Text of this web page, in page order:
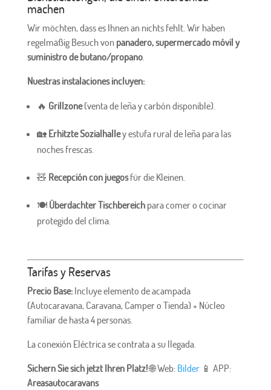
machen
Wir möchten, dass es Ihnen an nichts fehlt. Wir haben
regelmäßig Besuch von panadero, supermercado móvil y
suministro de butano/propano.
Nuestras instalaciones incluyen:
🔥 Grillzone (venta de leña y carbón disponible).
🏡 Erhitzte Sozialhalley estufa rural de leña para las
noches frescas.
🧸 Recepción con juegosfür die Kleinen.
🍽️ Überdachter Tischbereich para comer o cocinar
protegido del clima.
Tarifas y Reservas
Precio Base: Incluye elemento de acampada
(Autocaravana, Caravana, Camper o Tienda) + Núcleo
familiar de hasta 4 personas.
La conexión Eléctrica se contrata a su llegada.
Sichern Sie sich jetzt Ihren Platz!🌐 Web: Bilder 📱 APP:
Areasautocaravans